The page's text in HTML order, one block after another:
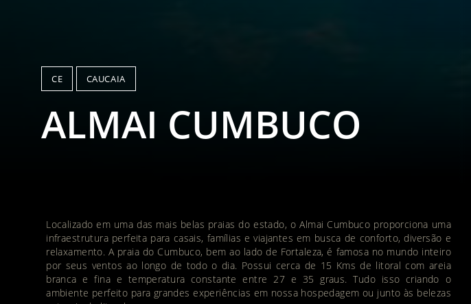
CE CAUCAIA
ALMAI CUMBUCO
Localizado em uma das mais belas praias do estado, o Almai Cumbuco proporciona uma
infraestrutura perfeita para casais, famílias e viajantes em busca de conforto, diversão e
relaxamento. A praia do Cumbuco, bem ao lado de Fortaleza, é famosa no mundo inteiro
por seus ventos ao longo de todo o dia. Possui cerca de 15 Kms de litoral com areia
branca e fina e temperatura constante entre 27 e 35 graus. Tudo isso criando o
ambiente perfeito para grandes experiências em nossa hospedagem ou junto às belezas